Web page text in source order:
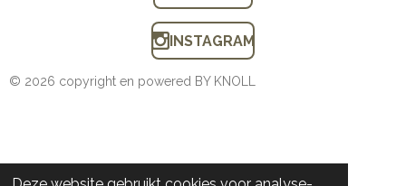
INSTAGRAM
© 2026 copyright en powered BY KNOLL